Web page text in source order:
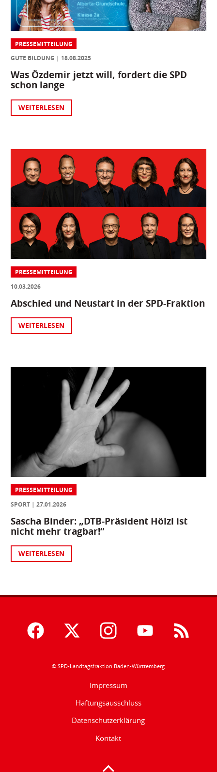
PRESSEMITTEILUNG
GUTE BILDUNG
18.08.2025
Was Özdemir jetzt will, fordert die SPD
schon lange
WEITERLESEN
PRESSEMITTEILUNG
10.03.2026
Abschied und Neustart in der SPD-Fraktion
WEITERLESEN
PRESSEMITTEILUNG
SPORT
27.01.2026
Sascha Binder: „DTB-Präsident Hölzl ist
nicht mehr tragbar!“
WEITERLESEN
© SPD-Landtagsfraktion Baden-Württemberg
Impressum
Haftungsausschluss
Datenschutzerklärung
Kontakt